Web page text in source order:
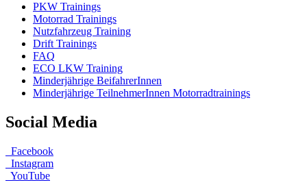
PKW Trainings
Motorrad Trainings
Nutzfahrzeug Training
Drift Trainings
FAQ
ECO LKW Training
Minderjährige BeifahrerInnen
Minderjährige TeilnehmerInnen Motorradtrainings
Social Media
Facebook
Instagram
YouTube